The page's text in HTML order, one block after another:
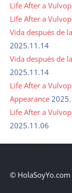
Life After a
Life After a
Vida después de
2025.11.14
Vida después de
2025.11.14
Life After a
Appearance
Life After a
2025.11.06
© HolaSoyYo.com